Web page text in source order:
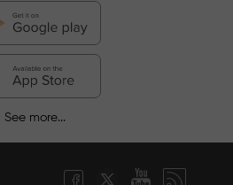
See more...